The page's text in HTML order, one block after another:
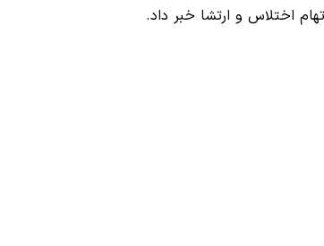
اختلاس و ارتشا خبر داد.